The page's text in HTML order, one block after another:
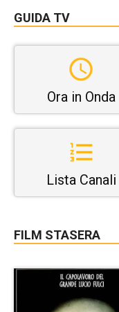
GUIDA TV
Ora in Onda
Lista Canali
FILM STASERA